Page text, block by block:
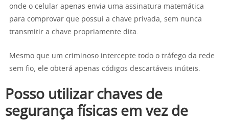
onde o celular apenas envia uma assinatura matemática
para comprovar que possui a chave privada, sem nunca
transmitir a chave propriamente dita.
Mesmo que um criminoso intercepte todo o tráfego da rede
sem fio, ele obterá apenas códigos descartáveis inúteis.
Posso utilizar chaves de
segurança físicas em vez de